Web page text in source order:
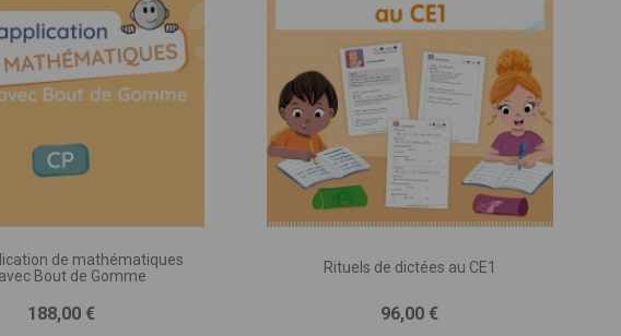
de mathématiques
Bout de Gomme
Prix
188,00 €
Rituels de dictées au CE1
Prix
96,00 €